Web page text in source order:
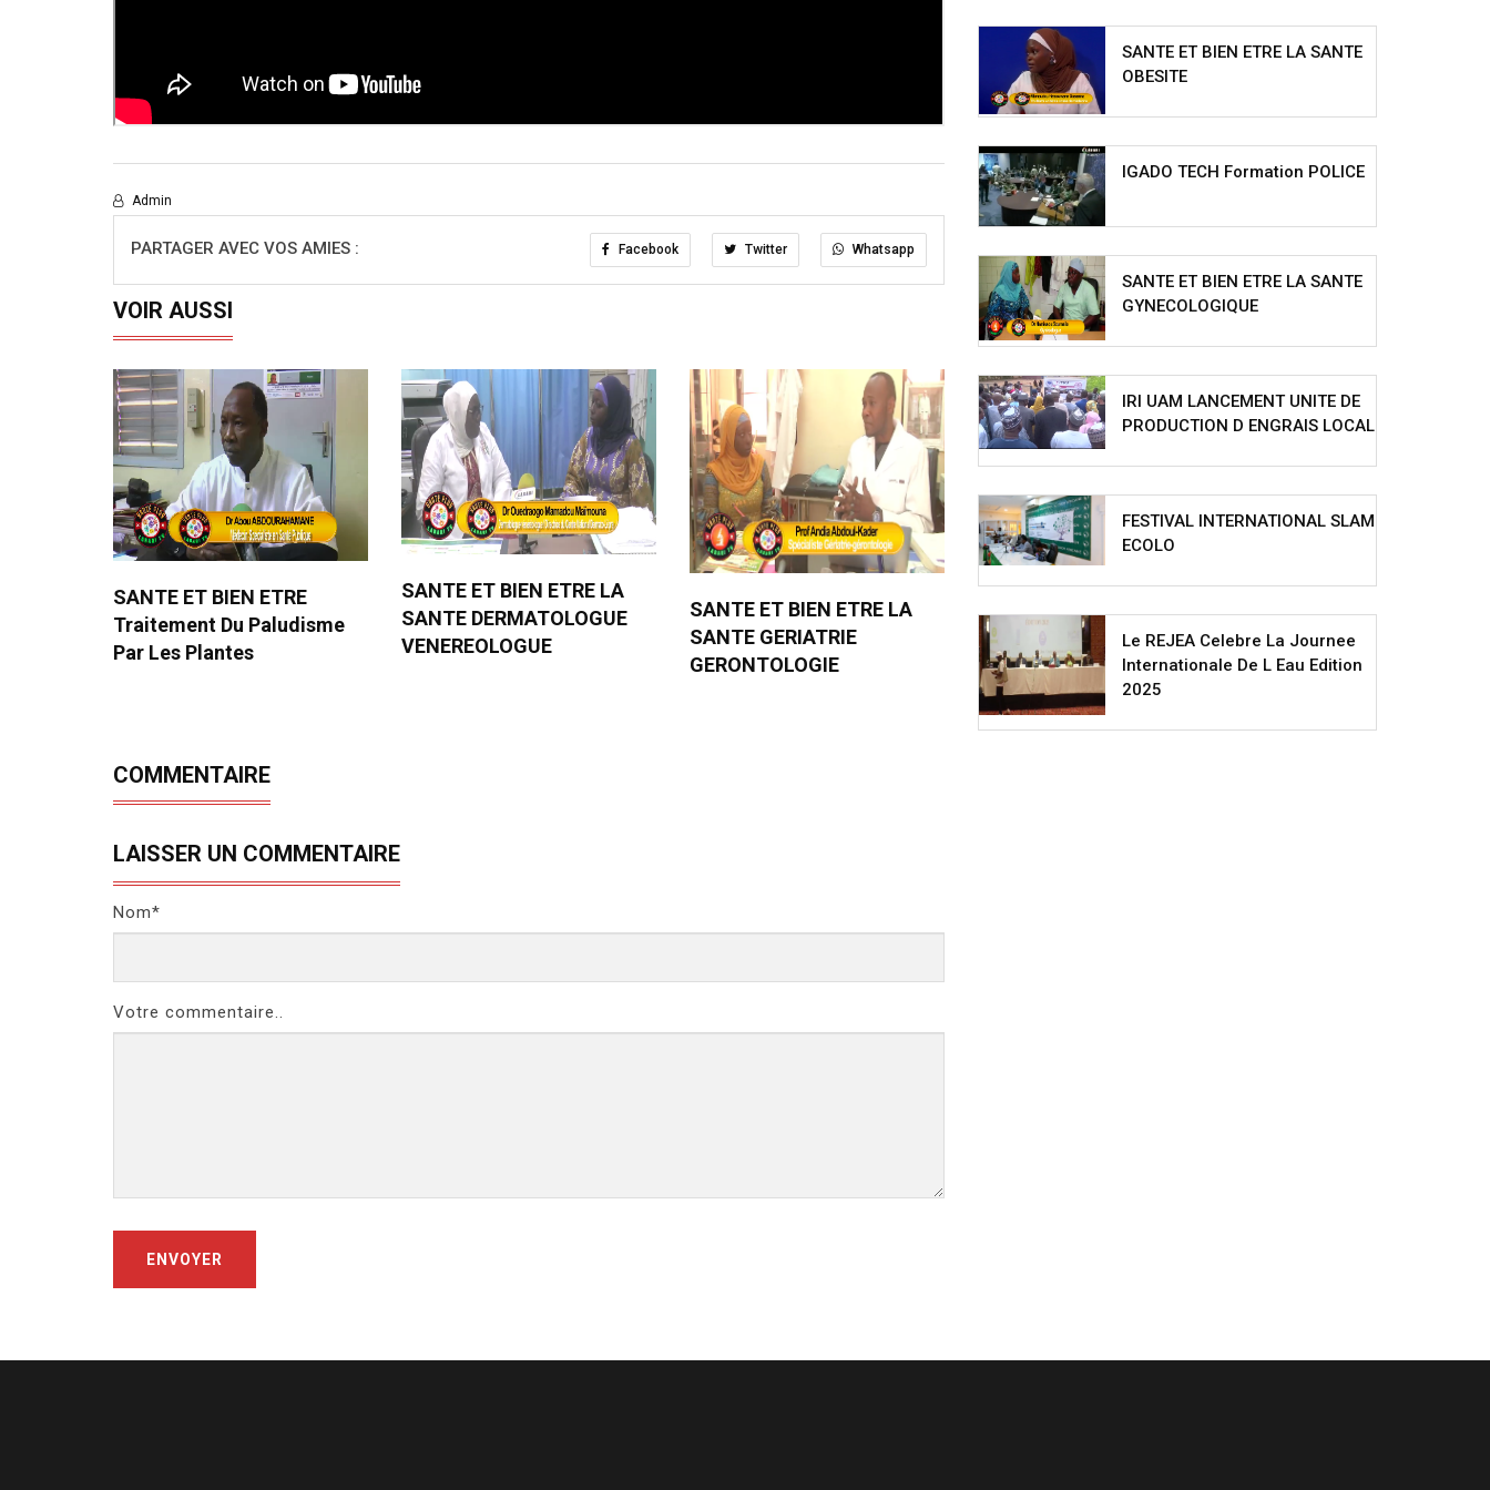
Admin
PARTAGER AVEC VOS AMIES : Facebook Twitter Whatsapp
VOIR AUSSI
SANTE ET BIEN ETRE
Traitement Du Paludisme
Par Les Plantes
SANTE ET BIEN ETRE LA
SANTE DERMATOLOGUE
VENEREOLOGUE
SANTE ET BIEN ETRE LA
SANTE GERIATRIE
GERONTOLOGIE
COMMENTAIRE
LAISSER UN COMMENTAIRE
Nom*
Votre commentaire..
ENVOYER
SANTE ET BIEN ETRE LA SANTE
OBESITE
IGADO TECH Formation POLICE
SANTE ET BIEN ETRE LA SANTE
GYNECOLOGIQUE
IRI UAM LANCEMENT UNITE DE
PRODUCTION D ENGRAIS LOCAL
FESTIVAL INTERNATIONAL SLAM
ECOLO
Le REJEA Celebre La Journee
Internationale De L Eau Edition
2025